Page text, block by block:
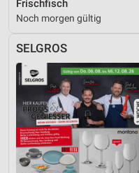
Frischfisch
Noch morgen gültig
SELGROS